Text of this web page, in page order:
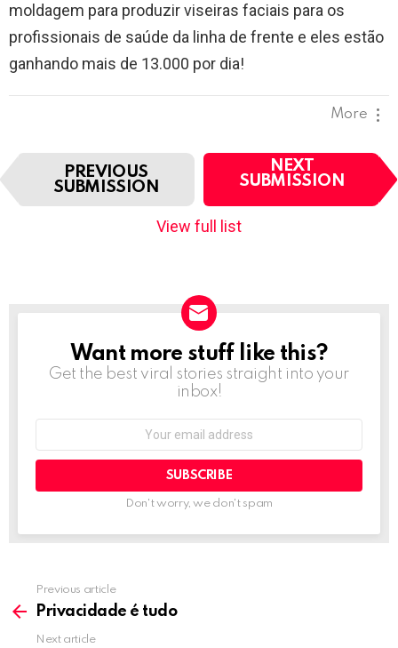
moldagem para produzir viseiras faciais para os
profissionais de saúde da linha de frente e eles estão
ganhando mais de 13.000 por dia!
More
I
e
PREVIOUS
SUBMISSION
NEXT
SUBMISSION
View full list
NEWSLETTER
Want more stuff like this?
Get the best viral stories straight into your
inbox!
Don't worry, we don't spam
more
Previous article
Privacidade é tudo
Next article